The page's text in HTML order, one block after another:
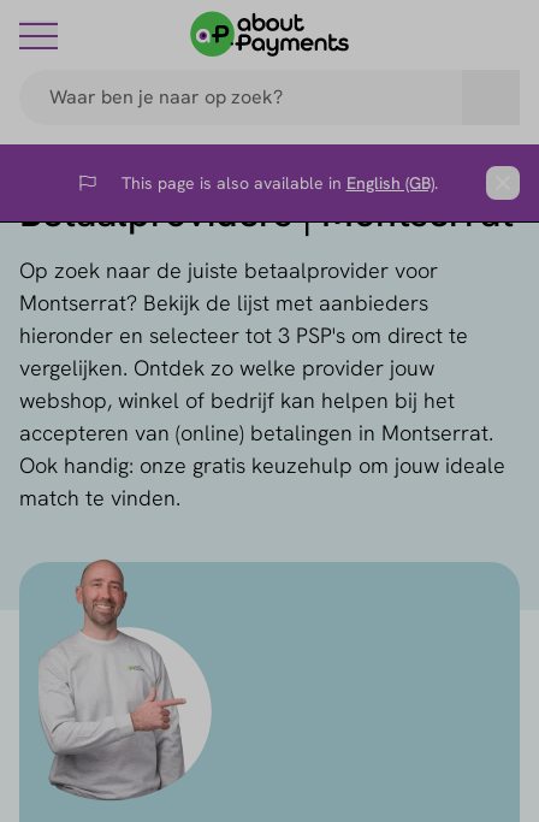
Flag This page is also available in English (GB).
Betaalproviders | Montserrat
Op zoek naar de juiste betaalprovider voor
Montserrat? Bekijk de lijst met aanbieders
hieronder en selecteer tot 3 PSP's om direct te
vergelijken. Ontdek zo welke provider jouw
webshop, winkel of bedrijf kan helpen bij het
accepteren van (online) betalingen in Montserrat.
Ook handig: onze gratis keuzehulp om jouw ideale
match te vinden.